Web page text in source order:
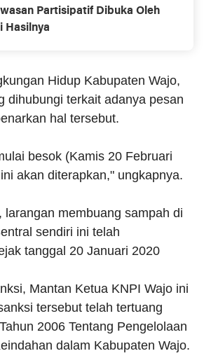
Partisipatif Dibuka Oleh
Hasilnya
Hidup Kabupaten Wajo,
dihubungi terkait adanya pesan
hal tersebut.
besok (Kamis 20 Februari
akan diterapkan," ungkapnya.
larangan membuang sampah di
sendiri ini telah
tanggal 20 Januari 2020
Mantan Ketua KNPI Wajo ini
tersebut telah tertuang
2006 Tentang Pengelolaan
dalam Kabupaten Wajo.